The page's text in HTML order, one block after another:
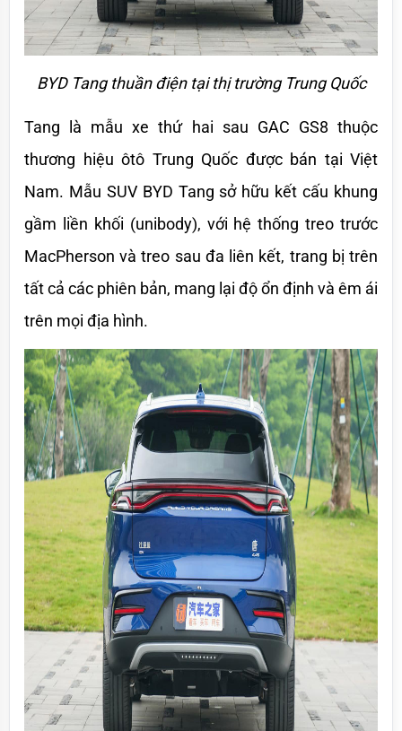
BYD Tang thuần điện tại thị trường Trung Quốc
Tang là mẫu xe thứ hai sau GAC GS8 thuộc
thương hiệu ôtô Trung Quốc được bán tại Việt
Nam. Mẫu SUV BYD Tang sở hữu kết cấu khung
gầm liền khối (unibody), với hệ thống treo trước
MacPherson và treo sau đa liên kết, trang bị trên
tất cả các phiên bản, mang lại độ ổn định và êm ái
trên mọi địa hình.